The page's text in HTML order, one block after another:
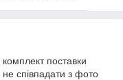
комплект поставки
співпадати з фото